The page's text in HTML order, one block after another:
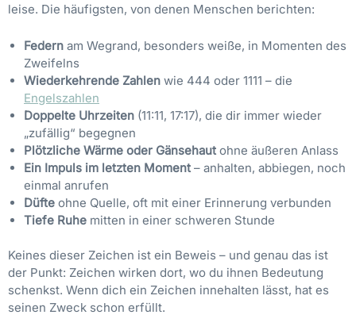
leise. Die häufigsten, von denen Menschen berichten:
Federn am Wegrand, besonders weiße, in Momenten des
Zweifelns
Wiederkehrende Zahlen wie 444 oder 1111 – die
Engelszahlen
Doppelte Uhrzeiten (11:11, 17:17), die dir immer wieder
„zufällig“ begegnen
Plötzliche Wärme oder Gänsehaut ohne äußeren Anlass
Ein Impuls im letzten Moment – anhalten, abbiegen, noch
einmal anrufen
Düfte ohne Quelle, oft mit einer Erinnerung verbunden
Tiefe Ruhe mitten in einer schweren Stunde
Keines dieser Zeichen ist ein Beweis – und genau das ist
der Punkt: Zeichen wirken dort, wo du ihnen Bedeutung
schenkst. Wenn dich ein Zeichen innehalten lässt, hat es
seinen Zweck schon erfüllt.